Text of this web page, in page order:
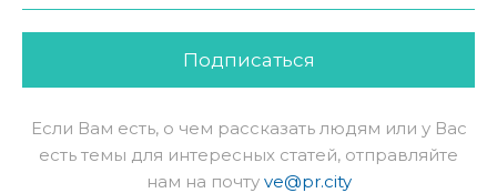
Подписаться
Если Вам есть, о чем рассказать людям или у Вас
есть темы для интересных статей, отправляйте
нам на почту ve@pr.city